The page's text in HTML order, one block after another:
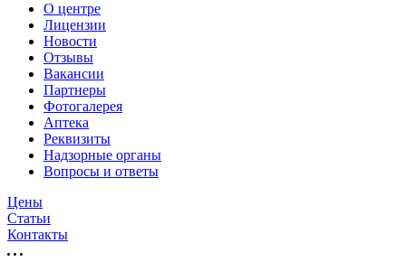
О центре
Лицензии
Новости
Отзывы
Вакансии
Партнеры
Фотогалерея
Аптека
Реквизиты
Надзорные органы
Вопросы и ответы
Цены
Статьи
Контакты